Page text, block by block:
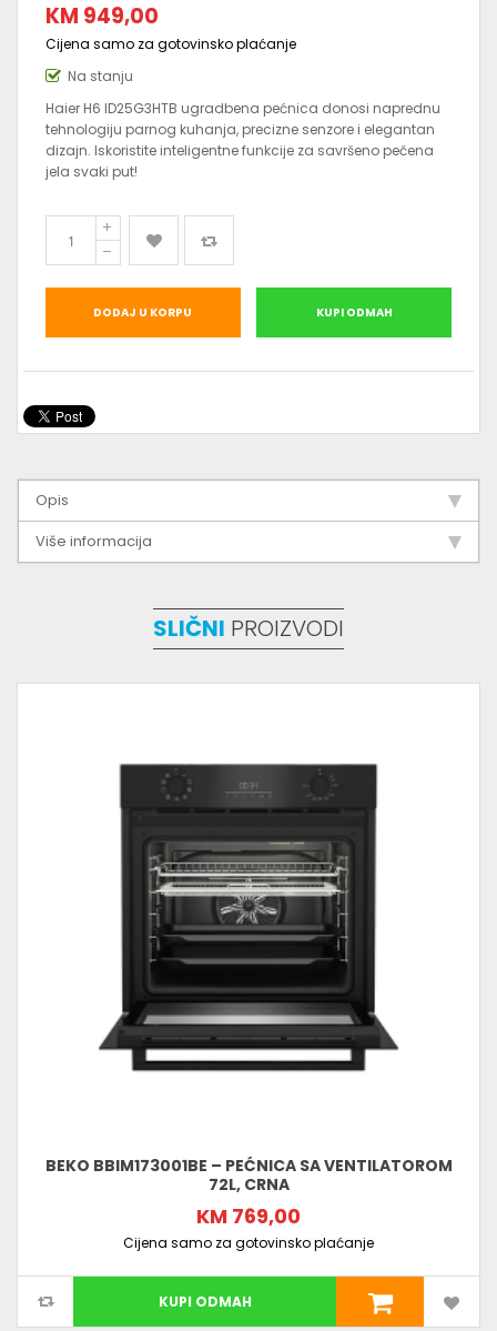
KM 949,00
Cijena samo za gotovinsko plaćanje
Na stanju
Haier H6 ID25G3HTB ugradbena pećnica donosi naprednu
tehnologiju parnog kuhanja, precizne senzore i elegantan
dizajn. Iskoristite inteligentne funkcije za savršeno pečena
jela svaki put!
DODAJ U KORPU KUPI ODMAH
Opis
Više informacija
SLIČNI PROIZVODI
BEKO BBIM173001BE – PEĆNICA SA VENTILATOROM
72L, CRNA
KM 769,00
Cijena samo za gotovinsko plaćanje
KUPI ODMAH